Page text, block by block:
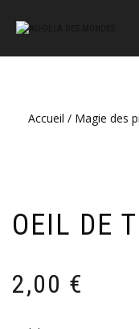
Accueil / Magie des
OEIL DE
2,00 €